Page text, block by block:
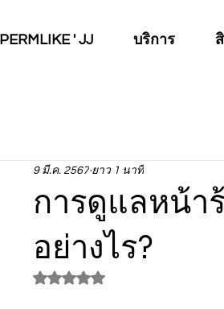
PERMLIKE ' JJ บริการ
การดูแลหน้า
อย่างไร?
9 มี.ค. 2567 ยาว 1 นาที
ได้รับ NaN เต็ม 5 ดาว